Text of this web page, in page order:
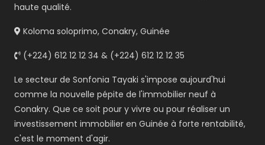
haute qualité.
Koloma soloprimo, Conakry, Guinée
(+224) 612 12 12 34 & (+224) 612 12 12 35
Le secteur de Sonfonia Tayaki s'impose aujourd'hui
comme la nouvelle pépite de l'immobilier neuf à
Conakry. Que ce soit pour y vivre ou pour réaliser un
investissement immobilier en Guinée à forte rentabilité,
c'est le moment d'agir.